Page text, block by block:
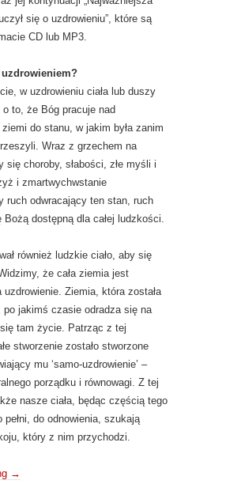
się o uzdrowieniu”, które są
CD lub MP3.
w uzdrowieniu ciała lub duszy
to, że Bóg pracuje nad
do stanu, w jakim była zanim
Wraz z grzechem na
się choroby, słabości, złe myśli i
i zmartwychwstanie
ruch odwracający ten stan, ruch
Bożą dostępną dla całej ludzkości.
również ludzkie ciało, aby się
że cała ziemia jest
uzdrowienie. Ziemia, która została
po jakimś czasie odradza się na
tam życie. Patrząc z tej
stworzenie zostało stworzone
mu ‘samo-uzdrowienie’ –
porządku i równowagi. Z tej
nasze ciała, będąc częścią tego
pełni, do odnowienia, szukają
który z nim przychodzi.
→